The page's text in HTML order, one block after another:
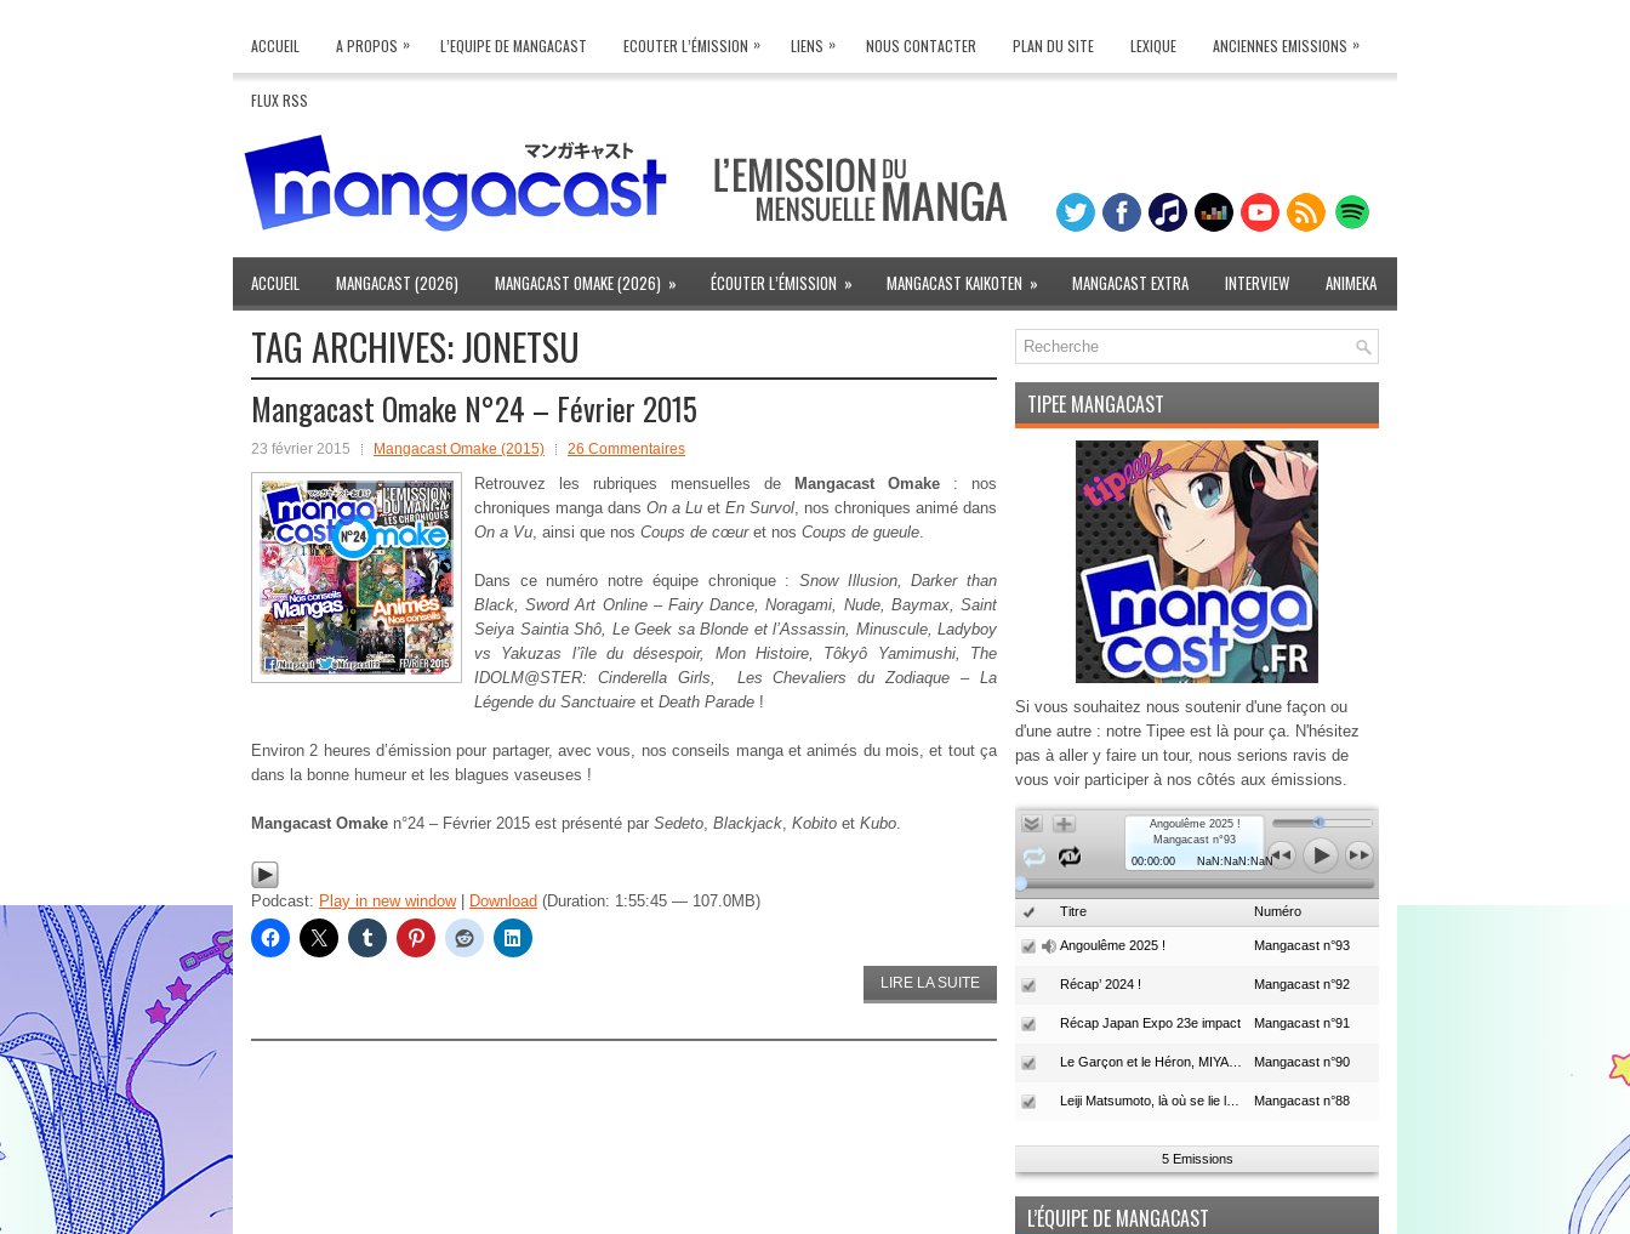
ACCUEIL A PROPOS » L’EQUIPE DE MANGACAST ECOUTER L’ÉMISSION » LIENS » NOUS CONTACTER PLAN DU SITE LEXIQUE ANCIENNES EMISSIONS »
FLUX RSS
ACCUEIL MANGACAST (2026) MANGACAST OMAKE (2026) » ÉCOUTER L’ÉMISSION » MANGACAST KAIKOTEN » MANGACAST EXTRA INTERVIEW ANIMEKA
TAG ARCHIVES:JONETSU
Mangacast Omake N°24 – Février 2015
23 février 2015 Mangacast Omake (2015) 26 Commentaires
Retrouvez les rubriques mensuelles de Mangacast Omake : nos
chroniques manga dans On a Lu et En Survol, nos chroniques animé dans
On a Vu, ainsi que nos Coups de cœuret nos Coups de gueule.
Dans ce numéro notre équipe chronique : Snow Illusion, Darker than
Black, Sword Art Online – Fairy Dance, Noragami, Nude, Baymax, Saint
Seiya Saintia Shô, Le Geek sa Blonde et l’Assassin, Minuscule, Ladyboy
vs Yakuzas l’île du désespoir, Mon Histoire, Tôkyô Yamimushi, The
IDOLM@STER: Cinderella Girls, Les Chevaliers du Zodiaque – La
Légende du Sanctuaire et Death Parade !
Environ 2 heures d’émission pour partager, avec vous, nos conseils manga et animés du mois, et tout ça
dans la bonne humeur et les blagues vaseuses !
Mangacast Omake n°24 – Février 2015 est présenté par Sedeto, Blackjack, Kobito et Kubo.
Podcast: Play in new window| Download (Duration: 1:55:45 — 107.0MB)
LIRE LA SUITE
TIPEE MANGACAST
Si vous souhaitez nous soutenir d'une façon ou
d'une autre : notre Tipee est là pour ça. N'hésitez
pas à aller y faire un tour, nous serions ravis de
vous voir participer à nos côtés aux émissions.
Angoulême 2025 !
Mangacast n°93
00:00:00
NaN:NaN:NaN
Titre Numéro
Angoulême 2025 ! Mangacast n°93
Récap’ 2024 ! Mangacast n°92
Récap Japan Expo 23e impact Mangacast n°91
Mangacast n°90
Mangacast n°88
5 Emissions
L’ÉQUIPE DE MANGACAST